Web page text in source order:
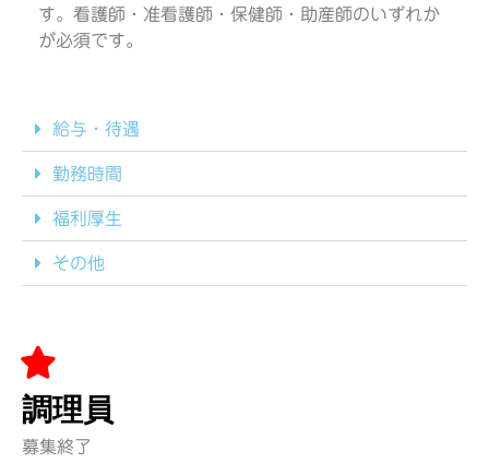
す。看護師・准看護師・保健師・助産師のいずれか
が必須です。
給与・待遇
勤務時間
福利厚生
その他
調理員
募集終了